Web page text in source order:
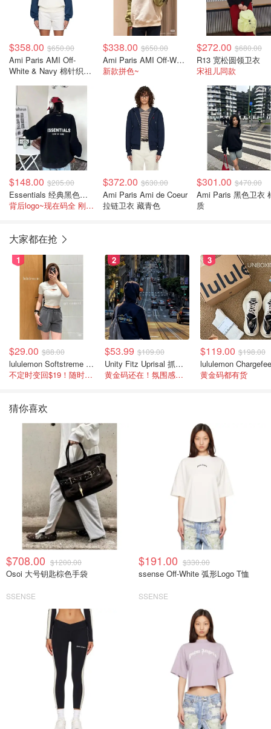
$358.00 $650.00
Ami Paris AMI Off-
White & Navy 棉针织卫
$338.00 $650.00
Ami Paris AMI Off-White & Navy 棉质针织卫衣
新款拼色~
$272.00 $680.00
R13 宽松圆领卫衣
宋祖儿同款
$148.00 $205.00
Essentials 经典黑色卫衣
背后logo~现在码全 刚下折扣区
$372.00 $630.00
Ami Paris Ami de Coeur
拉链卫衣 藏青色
$301.00 $470.00
Ami Paris 黑色卫衣
质
大家都在抢
1
$29.00 $88.00
lululemon Softstreme 女士高腰短裤 10cm
不定时变回$19！随时点进来看
2
$53.99 $109.00
Unity Fitz Uprisal 抓绒卫衣
黄金码还在！氛围感之神
3
$119.00 $198.00
黄金码都有货
猜你喜欢
$708.00 $1200.00
Osoi 大号钥匙棕色手袋
SSENSE
$191.00 $330.00
ssense Off-White 弧形Logo T恤
SSENSE